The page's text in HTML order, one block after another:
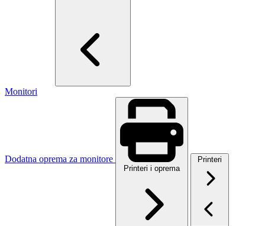
Monitori
Dodatna oprema za monitore
Printeri i oprema
Printeri